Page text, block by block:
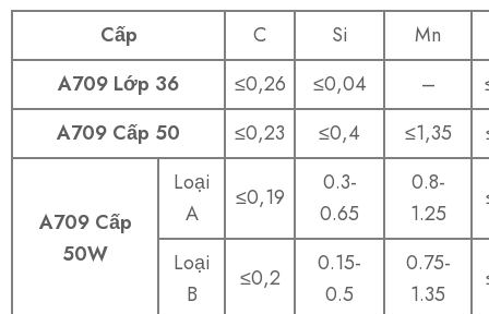
Cấp C Si
Mn
A709 Lớp 36
≤0,26 ≤0,04 –
A709 Cấp 50
≤0,23 ≤0,4 ≤1,35
A709 Cấp
50W
Loại
A
≤0,19
0.3-
0.65
0.8-
1.25
Loại
B
≤0,2
0.15-
0.5
0.75-
1.35